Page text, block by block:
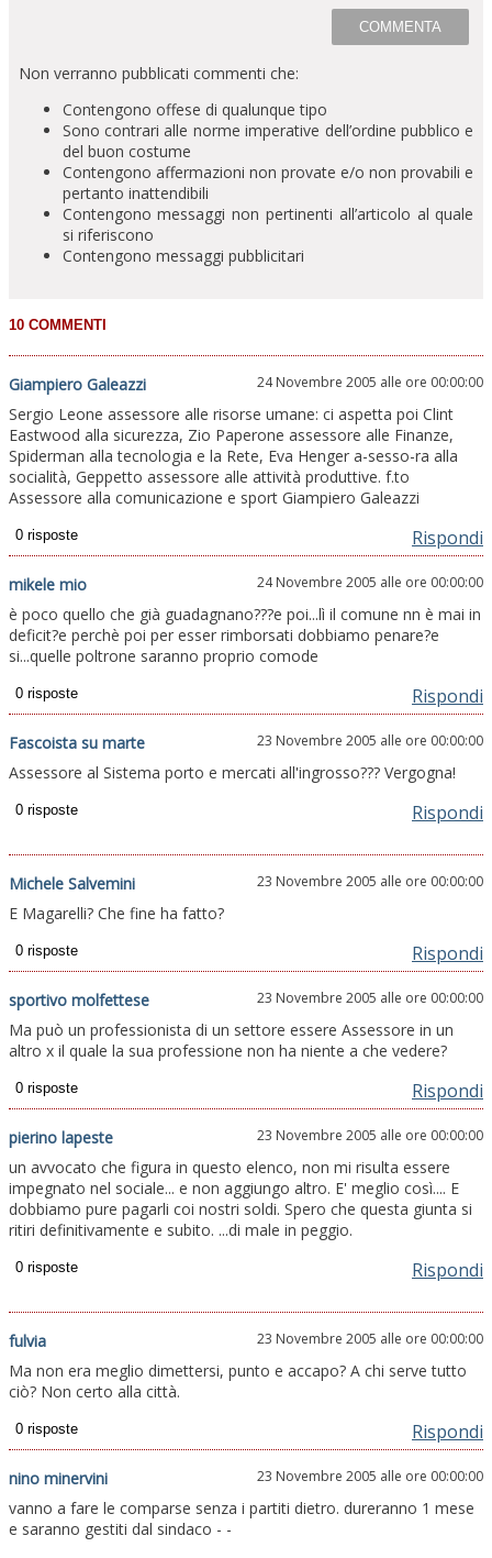
Non verranno pubblicati commenti che:
Contengono offese di qualunque tipo
Sono contrari alle norme imperative dell’ordine pubblico e
del buon costume
Contengono affermazioni non provate e/o non provabili e
pertanto inattendibili
Contengono messaggi non pertinenti all’articolo al quale
si riferiscono
Contengono messaggi pubblicitari
Giampiero Galeazzi 24 Novembre 2005 alle ore 00:00:00
Sergio Leone assessore alle risorse umane: ci aspetta poi Clint
Eastwood alla sicurezza, Zio Paperone assessore alle Finanze,
Spiderman alla tecnologia e la Rete, Eva Henger a-sesso-ra alla
socialità, Geppetto assessore alle attività produttive. f.to
Assessore alla comunicazione e sport Giampiero Galeazzi
Rispondi
mikele mio 24 Novembre 2005 alle ore 00:00:00
è poco quello che già guadagnano???e poi...lì il comune nn è mai in
deficit?e perchè poi per esser rimborsati dobbiamo penare?e
si...quelle poltrone saranno proprio comode
Rispondi
Fascoista su marte 23 Novembre 2005 alle ore 00:00:00
Assessore al Sistema porto e mercati all'ingrosso??? Vergogna!
Rispondi
Michele Salvemini 23 Novembre 2005 alle ore 00:00:00
E Magarelli? Che fine ha fatto?
Rispondi
sportivo molfettese 23 Novembre 2005 alle ore 00:00:00
Ma può un professionista di un settore essere Assessore in un
altro x il quale la sua professione non ha niente a che vedere?
Rispondi
pierino lapeste 23 Novembre 2005 alle ore 00:00:00
un avvocato che figura in questo elenco, non mi risulta essere
impegnato nel sociale... e non aggiungo altro. E' meglio così.... E
dobbiamo pure pagarli coi nostri soldi. Spero che questa giunta si
ritiri definitivamente e subito. ...di male in peggio.
Rispondi
fulvia 23 Novembre 2005 alle ore 00:00:00
Ma non era meglio dimettersi, punto e accapo? A chi serve tutto
ciò? Non certo alla città.
Rispondi
nino minervini 23 Novembre 2005 alle ore 00:00:00
vanno a fare le comparse senza i partiti dietro. dureranno 1 mese
e saranno gestiti dal sindaco - -